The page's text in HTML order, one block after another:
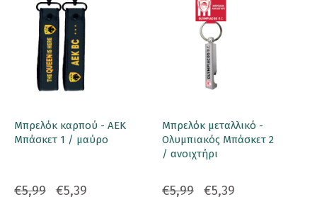
Μπρελόκ καρπού - ΑΕΚ
Μπάσκετ 1 / μαύρο
€5,99 €5,39
Μπρελόκ μεταλλικό -
Ολυμπιακός Μπάσκετ 2
/ ανοιχτήρι
€5,99 €5,39